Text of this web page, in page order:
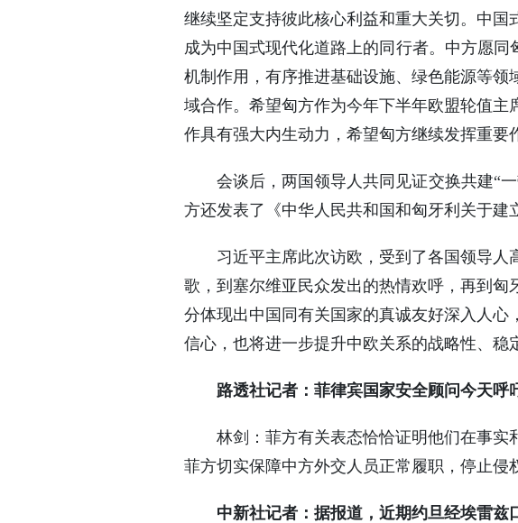
继续坚定支持彼此核心利益和重大关切。中
成为中国式现代化道路上的同行者。中方愿
机制作用，有序推进基础设施、绿色能源等
域合作。希望匈方作为今年下半年欧盟轮值
作具有强大内生动力，希望匈方继续发挥重
会谈后，两国领导人共同见证交换共建“
方还发表了《中华人民共和国和匈牙利关于建
习近平主席此次访欧，受到了各国领导
歌，到塞尔维亚民众发出的热情欢呼，再到
分体现出中国同有关国家的真诚友好深入人
信心，也将进一步提升中欧关系的战略性、稳
路透社记者：菲律宾国家安全顾问今天
林剑：菲方有关表态恰恰证明他们在事
菲方切实保障中方外交人员正常履职，停止侵
中新社记者：据报道，近期约旦经埃雷